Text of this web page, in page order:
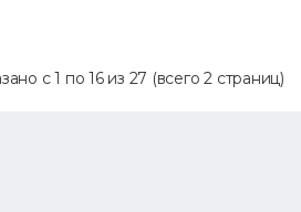
с 1 по 16 из 27 (всего 2 страниц)